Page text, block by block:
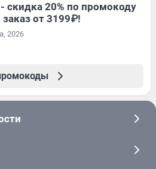
- скидка 20% по промокоду
от 3199₽!
2026